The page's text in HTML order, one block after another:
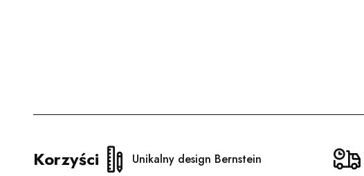
Korzyści Unikalny design Bernstein